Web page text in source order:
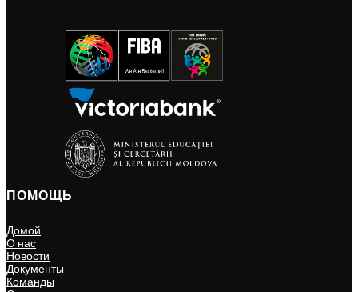
ПОМОЩЬ
Домой
О нас
Новости
Документы
Команды